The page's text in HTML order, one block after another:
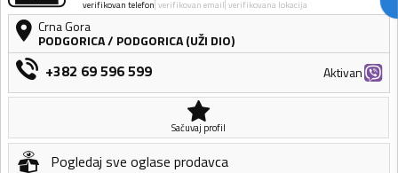
verifikovan telefon verifikovan email verifikovana lokacija
Crna Gora
PODGORICA/ PODGORICA (UŽI DIO)
+382 69 596 599 Aktivan
Sačuvaj profil
Pogledaj sve oglase prodavca